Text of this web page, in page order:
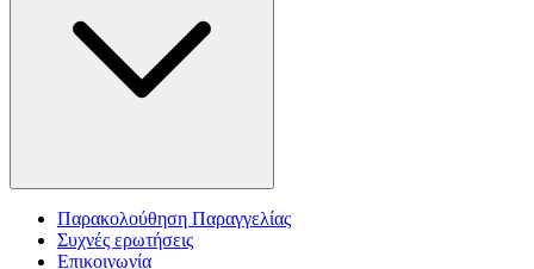
Παρακολούθηση Παραγγελίας
Συχνές ερωτήσεις
Επικοινωνία